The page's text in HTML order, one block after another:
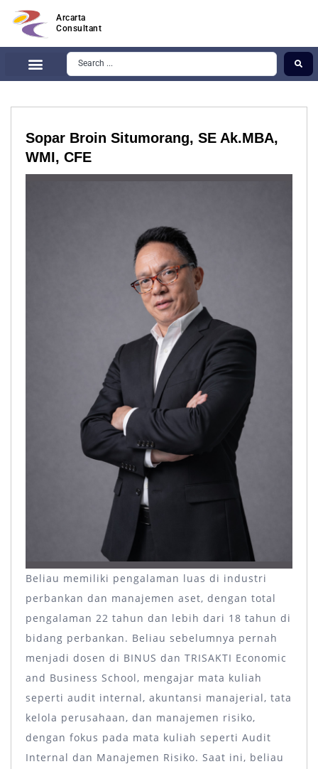
Arcarta
Consultant
Sopar Broin Situmorang, SE Ak.MBA,
WMI, CFE
Beliau memiliki pengalaman luas di industri
perbankan dan manajemen aset, dengan total
pengalaman 22 tahun dan lebih dari 18 tahun di
bidang perbankan. Beliau sebelumnya pernah
menjadi dosen di BINUS dan TRISAKTI Economic
and Business School, mengajar mata kuliah
seperti audit internal, akuntansi manajerial, tata
kelola perusahaan, dan manajemen risiko,
dengan fokus pada mata kuliah seperti Audit
Internal dan Manajemen Risiko. Saat ini, beliau